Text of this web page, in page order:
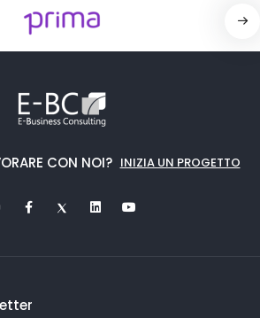
CON NOI? INIZIA UN PROGETTO